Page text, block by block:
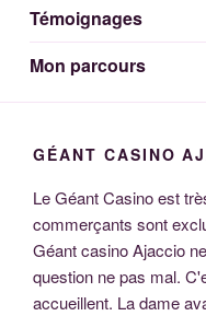
Témoignages
Mon parcours
GÉANT CASINO
Le Géant Casino est
commerçants sont
Géant casino Ajaccio
question ne pas mal.
accueillent. La dame